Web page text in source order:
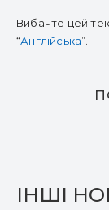
Вибачте цей
“Англійська”.
ІНШІ